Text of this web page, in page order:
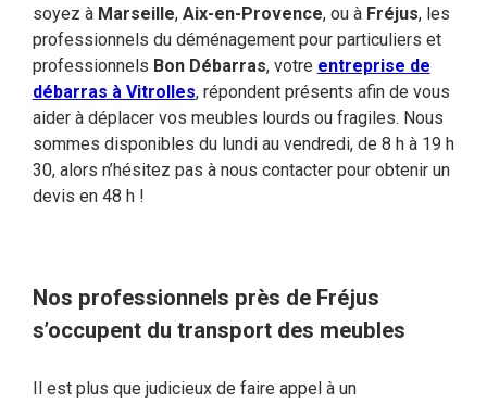
soyez à Marseille, Aix-en-Provence, ou à Fréjus, les
professionnels du déménagement pour particuliers et
professionnels Bon Débarras, votre entreprise de
débarras à Vitrolles, répondent présents afin de vous
aider à déplacer vos meubles lourds ou fragiles. Nous
sommes disponibles du lundi au vendredi, de 8 h à 19 h
30, alors n’hésitez pas à nous contacter pour obtenir un
devis en 48 h !
Nos professionnels près de Fréjus
s’occupent du transport des meubles
Il est plus que judicieux de faire appel à un